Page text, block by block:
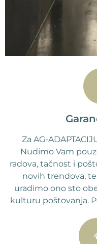
Za AG-
Nudimo Vam
radova, tačnost i
novih trendova,
uradimo ono sto
kulturu poštovanja.